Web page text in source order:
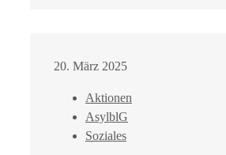
20. März 2025
Aktionen
AsylblG
Soziales